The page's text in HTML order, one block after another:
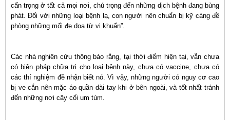
cẩn trọng ở tất cả mọi nơi, chú trọng đến những dịch bệnh đang bùng
phát. Đối với những loại bệnh lạ, con người nên chuẩn bị kỹ càng đề
phòng những mối đe dọa từ vi khuẩn”.
Các nhà nghiên cứu thông báo rằng, tại thời điểm hiện tại, vẫn chưa
có biện pháp chữa trị cho loại bệnh này, chưa có vaccine, chưa có
các thí nghiệm đề nhận biết nó. Vì vậy, những người có nguy cơ cao
bị ve cắn nên mặc áo quần dài tay khi ở bên ngoài, và tốt nhất tránh
đến những nơi cây cối um tùm.